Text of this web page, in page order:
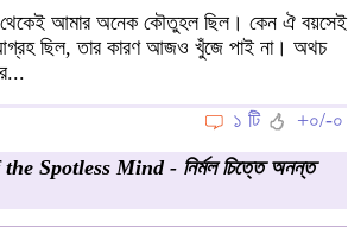
থেকেই আমার অনেক কৌতুহল ছিল। কেন ঐ বয়সেই
ছিল, তার কারণ আজও খুঁজে পাই না। অথচ
১ টি
+০/-০
Spotless Mind - নির্মল চিত্তে অনন্ত